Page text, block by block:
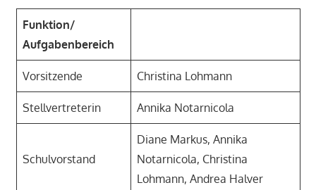
Funktion/
Aufgabenbereich
Vorsitzende Christina Lohmann
Stellvertreterin Annika Notarnicola
Schulvorstand
Diane Markus, Annika
Notarnicola, Christina
Lohmann, Andrea Halver